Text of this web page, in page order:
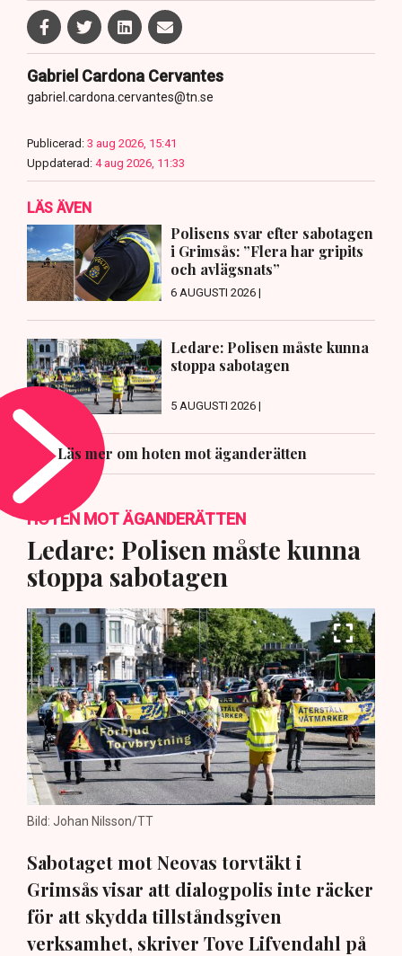
Gabriel Cardona Cervantes
gabriel.cardona.cervantes@tn.se
Publicerad: 3 aug 2026, 15:41
Uppdaterad: 4 aug 2026, 11:33
LÄS ÄVEN
Polisens svar efter sabotagen
i Grimsås: ”Flera har gripits
och avlägsnats”
6 AUGUSTI 2026 |
Ledare: Polisen måste kunna
stoppa sabotagen
5 AUGUSTI 2026 |
Läs mer om hoten mot äganderätten
HOTEN MOT ÄGANDERÄTTEN
Ledare: Polisen måste kunna
stoppa sabotagen
Bild: Johan Nilsson/TT
Sabotaget mot Neovas torvtäkt i
Grimsås visar att dialogpolis inte räcker
för att skydda tillståndsgiven
verksamhet, skriver Tove Lifvendahl på